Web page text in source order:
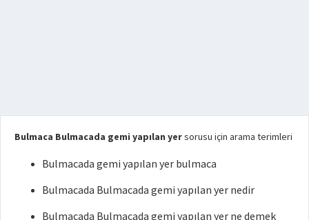
Bulmaca Bulmacada gemi yapılan yersorusu için arama terimleri
Bulmacada gemi yapılan yer bulmaca
Bulmacada Bulmacada gemi yapılan yer nedir
Bulmacada Bulmacada gemi yapılan yer ne demek